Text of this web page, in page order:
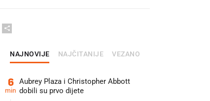
NAJNOVIJE NAJČITANIJE VEZANO
6
min
Aubrey Plaza i Christopher Abbott
dobili su prvo dijete